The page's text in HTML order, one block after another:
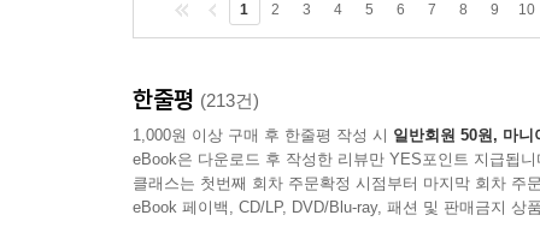
1 2 3 4 5 6 7 8 9 10
한줄평 (213건)
1,000원 이상 구매 후 한줄평 작성 시 일반회원 50원, 마니
eBook은 다운로드 후 작성한 리뷰만 YES포인트 지급됩니
클래스는 첫번째 회차 주문확정 시점부터 마지막 회차 주
eBook 페이백, CD/LP, DVD/Blu-ray, 패션 및 판매금지 상